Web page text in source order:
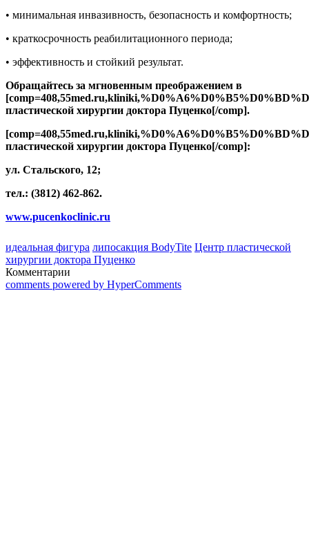
• минимальная инвазивность, безопасность и комфортность;
• краткосрочность реабилитационного периода;
• эффективность и стойкий результат.
Обращайтесь за мгновенным преображением в
пластической хирургии доктора Пуценко[/comp].
пластической хирургии доктора Пуценко[/comp]:
ул. Стальского, 12;
тел.: (3812) 462-862.
www.pucenkoclinic.ru
идеальная фигура липосакция BodyTite Центр пластической
хирургии доктора Пуценко
Комментарии
comments powered by HyperComments